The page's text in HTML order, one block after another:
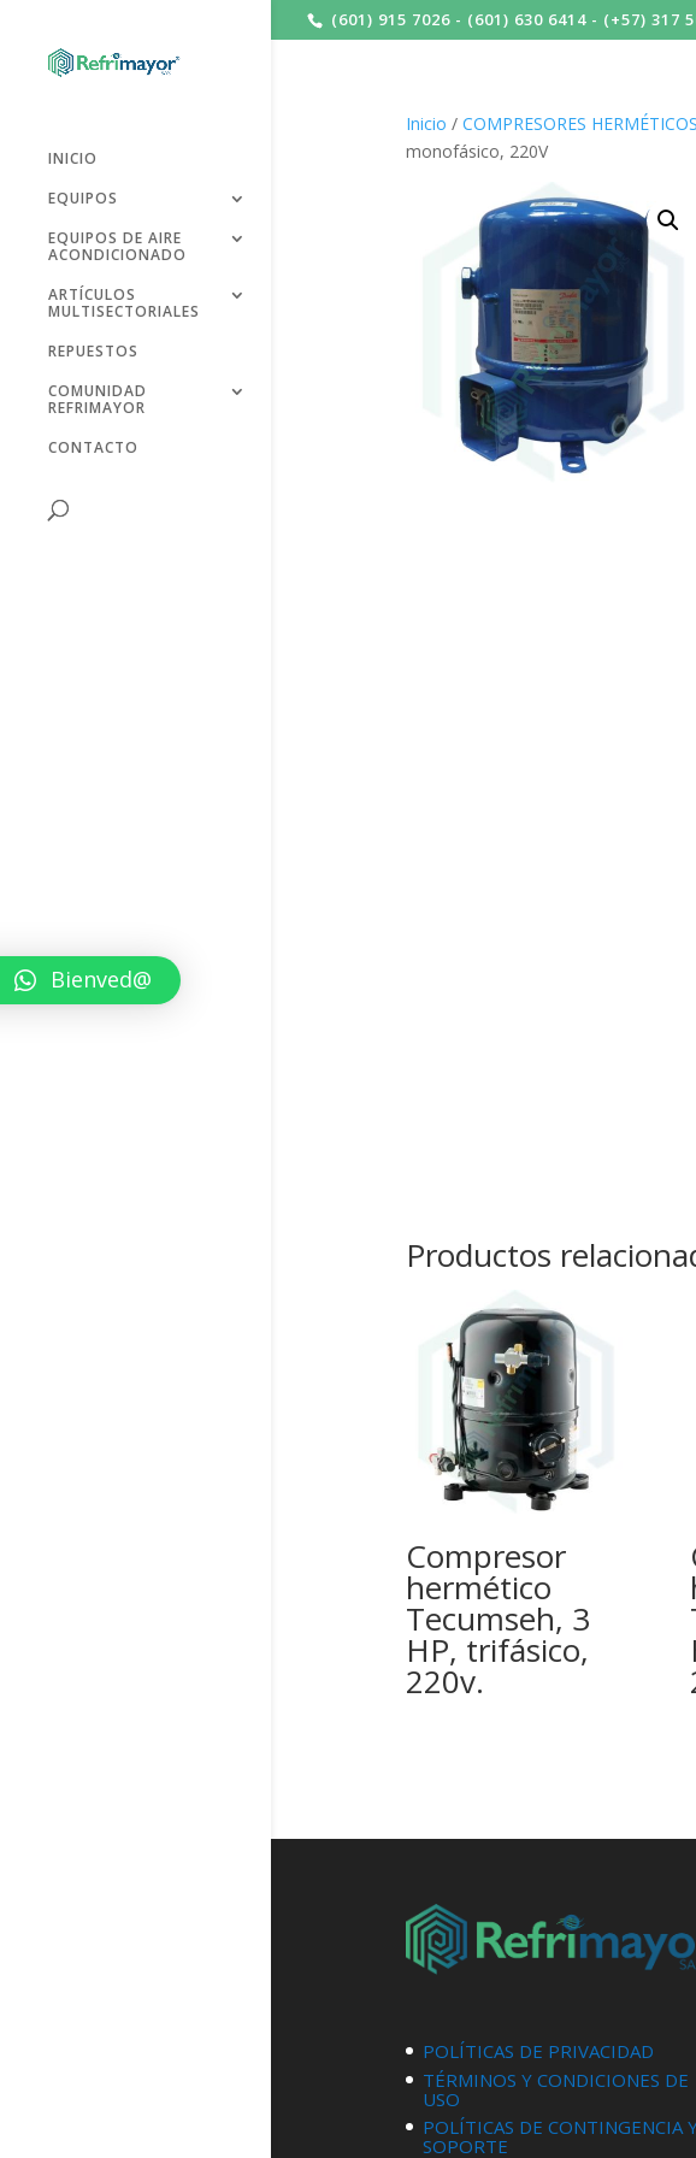
(601) 915 7026 - (601) 630 6414 - (+57) 317
INICIO
EQUIPOS
EQUIPOS DE AIRE
ACONDICIONADO
ARTÍCULOS
MULTISECTORIALES
REPUESTOS
COMUNIDAD
REFRIMAYOR
CONTACTO
Inicio / COMPRESORES
monofásico, 220V
Productos
Compresor
hermético
Tecumseh, 3
HP, trifásico,
220v.
POLÍTICAS DE PRIVACIDAD
TÉRMINOS Y CONDICIONES DE
USO
POLÍTICAS DE CONTINGENCIA
SOPORTE
Bienved@